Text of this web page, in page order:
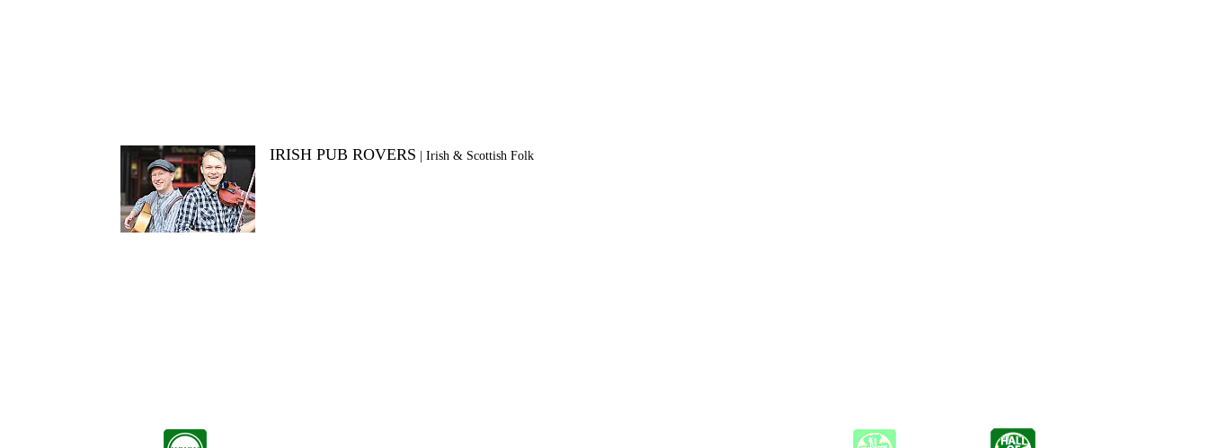
IRISH PUB ROVERS |Irish & Scottish Folk